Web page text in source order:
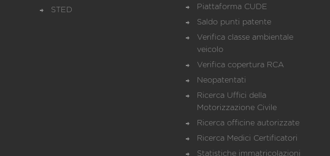
STED
Piattaforma CUDE
Saldo punti patente
Verifica classe ambientale
veicolo
Verifica copertura RCA
Neopatentati
Ricerca Uffici della
Motorizzazione Civile
Ricerca officine autorizzate
Ricerca Medici Certificatori
Statistiche immatricolazioni